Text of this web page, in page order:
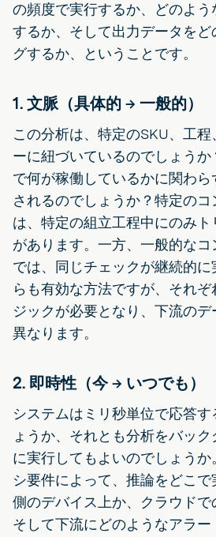
の頻度で実行するか、どのよう
するか、そして出力データを
グするか、ということです。
1. 文脈（具体的 → 一般的）
この分析は、特定のSKU、工
ーに紐づいているのでしょう
で何が稼働しているかに関わら
されるのでしょうか？特定の
は、特定の組立工程中にのみ
があります。一方、一般的な
では、同じチェックが継続的
らも有効な方法ですが、それ
ジックが必要となり、下流のデ
異なります。
2. 即時性（今 → いつでも）
システムはミリ秒単位で応答
ょうか、それとも分析をバッ
に実行してもよいのでしょう
シ要件によって、推論をどこ
側のデバイス上か、クラウドで
そして下流にどのようなアラ